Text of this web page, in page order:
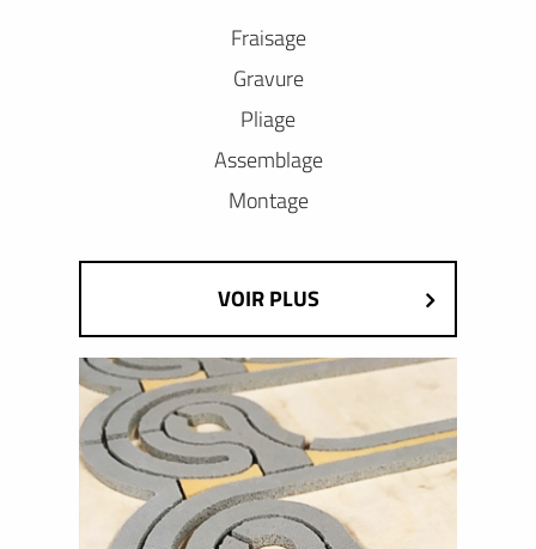
Fraisage
Gravure
Pliage
Assemblage
Montage
VOIR PLUS